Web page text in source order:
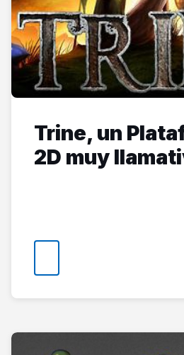
Trine, un
2D muy